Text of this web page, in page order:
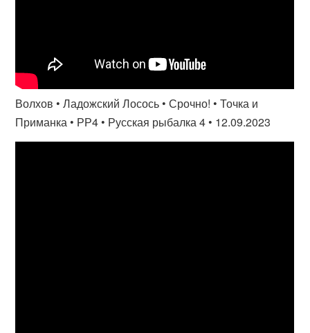
Волхов • Ладожский Лосось • Срочно! • Точка и
Приманка • РР4 • Русская рыбалка 4 • 12.09.2023